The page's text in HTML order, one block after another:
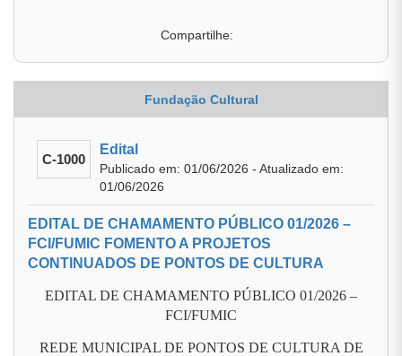
Compartilhe:
Fundação Cultural
C-1000
Edital
Publicado em: 01/06/2026 - Atualizado em:
01/06/2026
EDITAL DE CHAMAMENTO PÚBLICO 01/2026 –
FCI/FUMIC FOMENTO A PROJETOS
CONTINUADOS DE PONTOS DE CULTURA
EDITAL DE CHAMAMENTO PÚBLICO 01/2026 –
FCI/FUMIC
REDE MUNICIPAL DE PONTOS DE CULTURA DE